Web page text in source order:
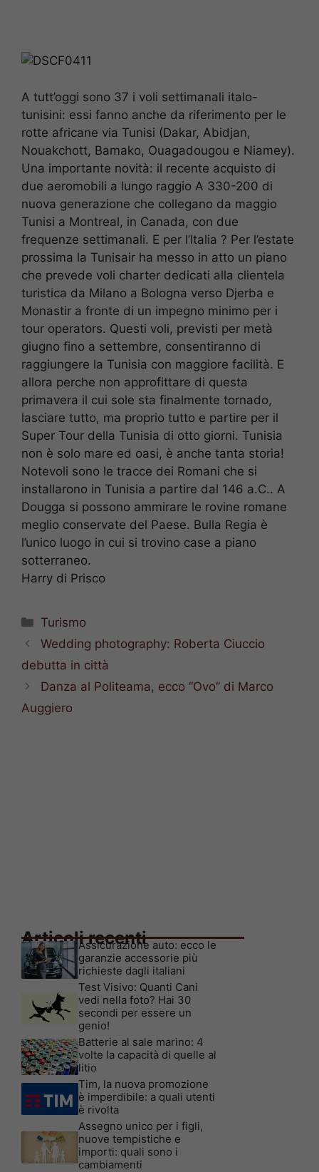
A tutt’oggi sono 37 i voli settimanali italo-
tunisini: essi fanno anche da riferimento per le
rotte africane via Tunisi (Dakar, Abidjan,
Nouakchott, Bamako, Ouagadougou e Niamey).
Una importante novità: il recente acquisto di
due aeromobili a lungo raggio A 330-200 di
nuova generazione che collegano da maggio
Tunisi a Montreal, in Canada, con due
frequenze settimanali. E per l’Italia ? Per l’estate
prossima la Tunisair ha messo in atto un piano
che prevede voli charter dedicati alla clientela
turistica da Milano a Bologna verso Djerba e
Monastir a fronte di un impegno minimo per i
tour operators. Questi voli, previsti per metà
giugno fino a settembre, consentiranno di
raggiungere la Tunisia con maggiore facilità. E
allora perche non approfittare di questa
primavera il cui sole sta finalmente tornado,
lasciare tutto, ma proprio tutto e partire per il
Super Tour della Tunisia di otto giorni. Tunisia
non è solo mare ed oasi, è anche tanta storia!
Notevoli sono le tracce dei Romani che si
installarono in Tunisia a partire dal 146 a.C.. A
Dougga si possono ammirare le rovine romane
meglio conservate del Paese. Bulla Regia è
l’unico luogo in cui si trovino case a piano
sotterraneo.
Harry di Prisco
Categorie
Turismo
Wedding photography: Roberta Ciuccio
debutta in città
Danza al Politeama, ecco “Ovo” di Marco
Auggiero
Articoli recenti
Assicurazione auto: ecco le
garanzie accessorie più
richieste dagli italiani
Test Visivo: Quanti Cani
vedi nella foto? Hai 30
secondi per essere un
genio!
Batterie al sale marino: 4
volte la capacità di quelle al
litio
Tim, la nuova promozione
è imperdibile: a quali utenti
è rivolta
Assegno unico per i figli,
nuove tempistiche e
importi: quali sono i
cambiamenti